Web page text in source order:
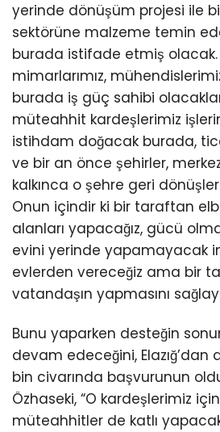
yerinde dönüşüm projesi ile
sektörüne malzeme temin
burada istifade etmiş olacak.
mimarlarımız,
burada iş güç sahibi
müteahhit kardeşlerimiz
istihdam doğacak burada,
ve bir an önce şehirler,
kalkınca o şehre geri
Onun içindir ki bir taraftan
alanları yapacağız, gücü
evini yerinde yapamayacak
evlerden vereceğiz ama bir
vatandaşın yapmasını
Bunu yaparken desteğin
devam edeceğini,
bin civarında başvurunun
Özhaseki, “O kardeşlerimiz
müteahhitler de katlı